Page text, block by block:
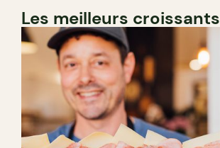
Les meilleurs croissants